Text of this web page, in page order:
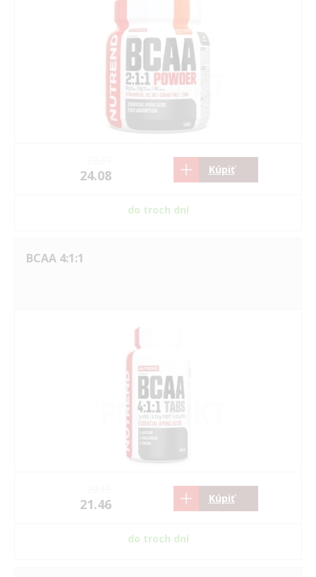
24.08 Kúpiť
do troch dní
BCAA 4:1:1
21.46 Kúpiť
do troch dní